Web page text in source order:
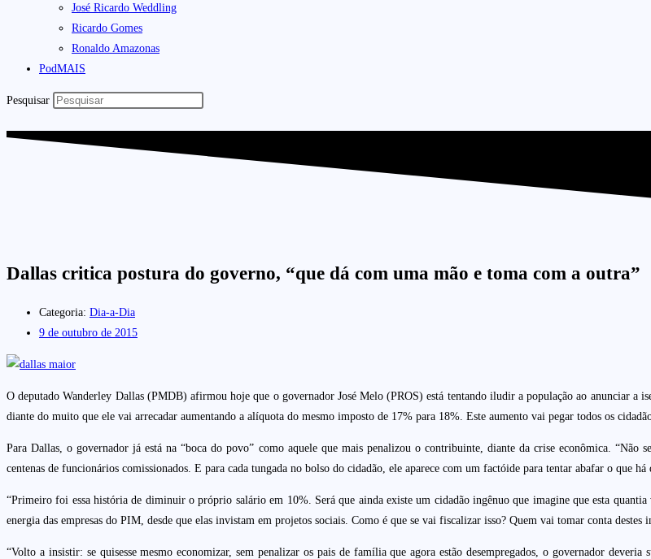
José Ricardo Weddling
Ricardo Gomes
Ronaldo Amazonas
PodMAIS
Pesquisar
Dallas critica postura do governo, “que dá com uma mão e toma com a outra”
Categoria: Dia-a-Dia
9 de outubro de 2015
O deputado Wanderley Dallas (PMDB) afirmou hoje que o governador José Melo (PROS) está tentando iludir a população ao anunciar a
diante do muito que ele vai arrecadar aumentando a alíquota do mesmo imposto de 17% para 18%. Este aumento vai pegar todos os
Para Dallas, o governador já está na “boca do povo” como aquele que mais penalizou o contribuinte, diante da crise econômica. “Não
centenas de funcionários comissionados. E para cada tungada no bolso do cidadão, ele aparece com um factóide para tentar abafar o que há
“Primeiro foi essa história de diminuir o próprio salário em 10%. Será que ainda existe um cidadão ingênuo que imagine que esta
energia das empresas do PIM, desde que elas invistam em projetos sociais. Como é que se vai fiscalizar isso? Quem vai tomar conta
“Volto a insistir: se quisesse mesmo economizar, sem penalizar os pais de família que agora estão desempregados, o governador